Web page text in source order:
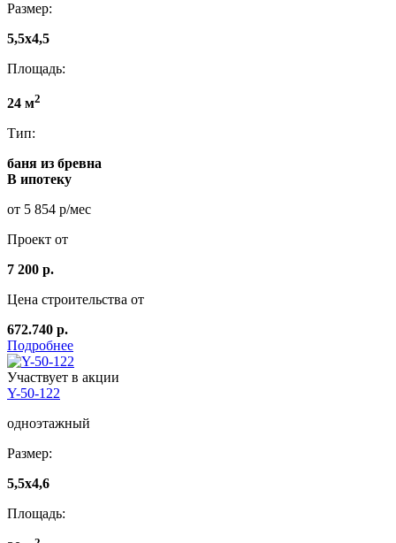
Размер:
5,5x4,5
Площадь:
24 м2
Тип:
баня из бревна
В ипотеку
от 5 854 р/мес
Проект от
7 200 р.
Цена строительства от
672.740 р.
Подробнее
Участвует в акции
Y-50-122
одноэтажный
Размер:
5,5x4,6
Площадь: